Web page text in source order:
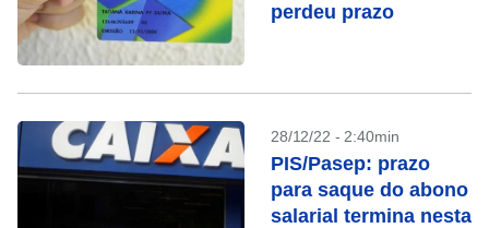
perdeu prazo
28/12/22 - 2:40min
PIS/Pasep: prazo
para saque do abono
salarial termina nesta